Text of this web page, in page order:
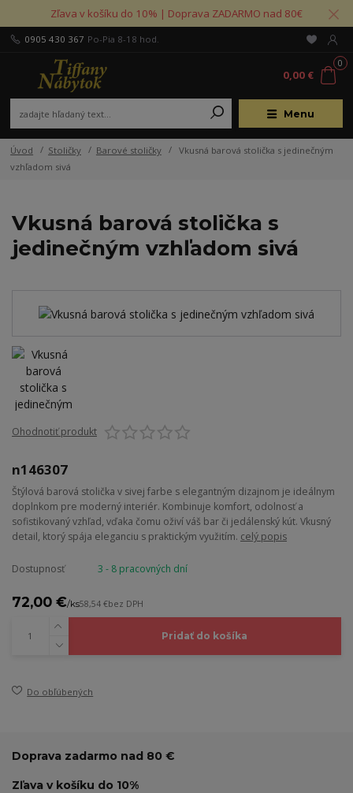
Zľava v košíku do 10% | Doprava ZADARMO nad 80€
Menu
0905 430 367 Po-Pia 8-18 hod.
0
0,00 €
Úvod Stoličky Barové stoličky
Vkusná barová stolička s jedinečným
vzhľadom sivá
Vkusná barová stolička s
jedinečným vzhľadom sivá
Ohodnotiť produkt
n146307
Štýlová barová stolička v sivej farbe s elegantným dizajnom je ideálnym
doplnkom pre moderný interiér. Kombinuje komfort, odolnosť a
sofistikovaný vzhľad, vďaka čomu oživí váš bar či jedálenský kút. Vkusný
detail, ktorý spája eleganciu s praktickým využitím. celý popis
Dostupnosť 3 - 8 pracovných dní
72,00 €/ks58,54 €bez DPH
Pridať do košíka
Do obľúbených
Doprava zadarmo nad 80 €
Zľava v košíku do 10%